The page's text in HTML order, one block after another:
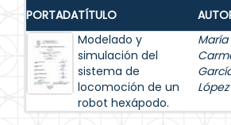
PORTADATÍTULO
Modelado y
simulación del
sistema de
locomoción de un
robot hexápodo.
López